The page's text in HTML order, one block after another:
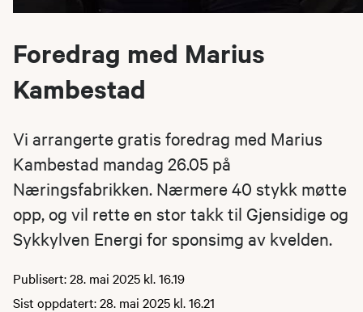
Foredrag med Marius
Kambestad
Vi arrangerte gratis foredrag med Marius
Kambestad mandag 26.05 på
Næringsfabrikken. Nærmere 40 stykk møtte
opp, og vil rette en stor takk til Gjensidige og
Sykkylven Energi for sponsimg av kvelden.
Publisert: 28. mai 2025 kl. 16.19
Sist oppdatert: 28. mai 2025 kl. 16.21